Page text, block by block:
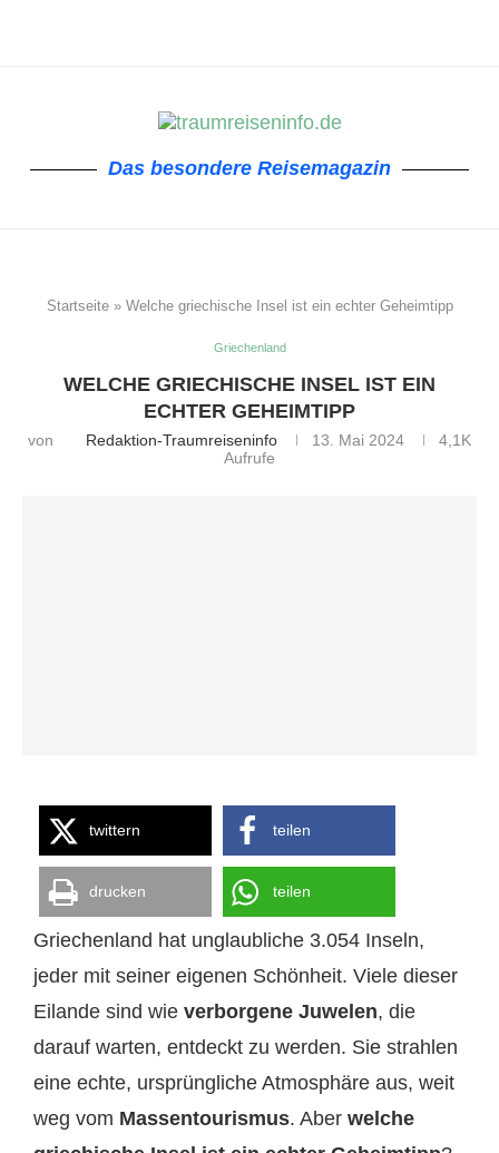
Das besondere Reisemagazin
Startseite» Welche griechische Insel ist ein echter Geheimtipp
Griechenland
WELCHE GRIECHISCHE INSEL IST EIN
ECHTER GEHEIMTIPP
von Redaktion-Traumreiseninfo 13. Mai 2024
4,1K
Aufrufe
twittern teilen
drucken teilen
Griechenland hat unglaubliche 3.054 Inseln,
jeder mit seiner eigenen Schönheit. Viele dieser
Eilande sind wie verborgene Juwelen, die
darauf warten, entdeckt zu werden. Sie strahlen
eine echte, ursprüngliche Atmosphäre aus, weit
weg vom Massentourismus. Aber welche